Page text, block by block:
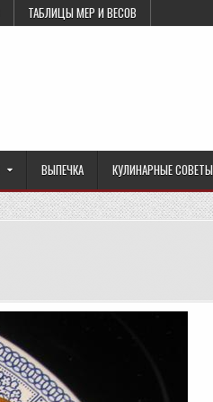
ТАБЛИЦЫ МЕР И ВЕСОВ
ВЫПЕЧКА КУЛИНАРНЫЕ СОВЕТЫ